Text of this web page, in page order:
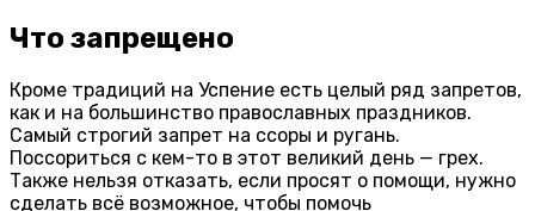
Что запрещено
Кроме традиций на Успение есть целый ряд запретов,
как и на большинство православных праздников.
Самый строгий запрет на ссоры и ругань.
Поссориться с кем-то в этот великий день — грех.
Также нельзя отказать, если просят о помощи, нужно
сделать всё возможное, чтобы помочь